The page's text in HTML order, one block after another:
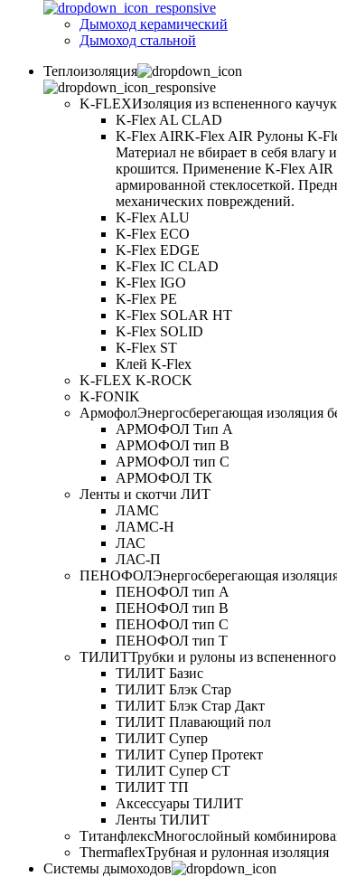
Дымоход керамический
Дымоход стальной
Теплоизоляция
K-FLEXИзоляция из вспененного
K-Flex AL CLAD
K-Flex AIRK-Flex AIR Рулоны K-
Материал не вбирает в себя влагу
крошится. Применение K-Flex AIR
армированной стеклосеткой.
механических повреждений.
K-Flex ALU
K-Flex ECO
K-Flex EDGE
K-Flex IC CLAD
K-Flex IGO
K-Flex PE
K-Flex SOLAR HT
K-Flex SOLID
K-Flex ST
Клей K-Flex
K-FLEX K-ROCK
K-FONIK
АрмофолЭнергосберегающая изоляция
АРМОФОЛ Тип А
АРМОФОЛ тип В
АРМОФОЛ тип C
АРМОФОЛ ТК
Ленты и скотчи ЛИТ
ЛАМС
ЛАМС-Н
ЛАС
ЛАС-П
ПЕНОФОЛЭнергосберегающая
ПЕНОФОЛ тип А
ПЕНОФОЛ тип B
ПЕНОФОЛ тип C
ПЕНОФОЛ тип T
ТИЛИТТрубки и рулоны из
ТИЛИТ Базис
ТИЛИТ Блэк Стар
ТИЛИТ Блэк Стар Дакт
ТИЛИТ Плавающий пол
ТИЛИТ Супер
ТИЛИТ Супер Протект
ТИЛИТ Супер СТ
ТИЛИТ ТП
Аксессуары ТИЛИТ
Ленты ТИЛИТ
ТитанфлексМногослойный
ThermaflexТрубная и рулонная изоляция
Cистемы дымоходов